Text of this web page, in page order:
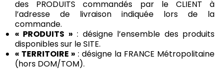
des PRODUITS commandés par le CLIENT à
l’adresse de livraison indiquée lors de la
commande.
« PRODUITS » : désigne l’ensemble des produits
disponibles sur le SITE.
« TERRITOIRE » : désigne la FRANCE Métropolitaine
(hors DOM/TOM).